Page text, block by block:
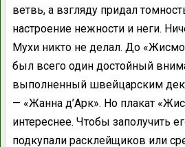
ветвь, а взгляду придал
настроение нежности и неги.
Мухи никто не делал. До
был всего один достойный
выполненный швейцарским
— «Жанна д’Арк». Но плакат
интереснее. Чтобы заполучить
подкупали расклейщиков или